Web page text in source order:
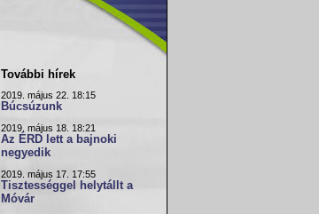
További hírek
2019. május 22. 18:15
Búcsúzunk
2019. május 18. 18:21
Az ÉRD lett a bajnoki
negyedik
2019. május 17. 17:55
Tisztességgel helytállt a
Móvár